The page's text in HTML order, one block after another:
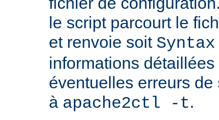
le script parcourt le
et renvoie soit Syntax
informations
éventuelles erreurs
à apache2ctl -t.